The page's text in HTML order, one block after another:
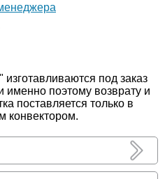
под заказ
именно поэтому возврату и
поставляется только в
конвектором.